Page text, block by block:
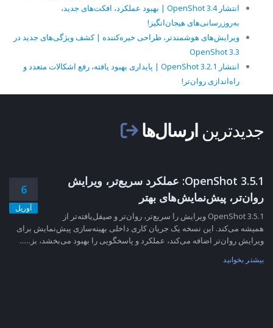
انتشار OpenShot 3.4 | بهبود عملکرد، افکت‌های جدید،
به‌روزرسانی‌های هیجان‌انگیز!
ویرایش‌های هوشمندتر، طراحی خیره‌کننده | کشف ویژگی‌های جدید در
OpenShot 3.3
انتشار OpenShot 3.2.1 | پایداری بهبود یافته، رفع اشکالات متعدد و
راه‌اندازی روان‌تر!
جدیدترین ارسال‌ها
6
آوریل
OpenShot 3.5.1: عملکرد سریع‌تر، ویرایش
روان‌تر، پیش‌نمایش‌های بهتر
OpenShot 3.5.1 ویرایش را سریع‌تر، روان‌تر و صیقل‌یافته‌تر از
همیشه می‌کند. این نسخه یک جریان کاری داخلی بهینه‌سازی پیش‌نمایش برای
ویرایش روان‌تر اضافه می‌کند، عملکرد و پاسخگویی را بهبود می‌بخشد، بز......
بیشتر بخوانید